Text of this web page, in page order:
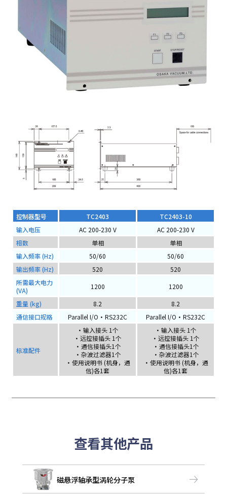
控制器型号 TC2403
TC2403-10
输入电压
AC 200-230 V
AC 200-230 V
相数
单相
单相
输入频率 (Hz)
50/60
50/60
输出频率 (Hz)
520
520
所需最大电力
(VA)
1200
1200
重量 (kg)
8.2
8.2
通信接口规格
Parallel I/O・RS232C Parallel I/O・RS232C
标准配件
・输入接头 1个
・远控接插头 1个
・通信接插头1个
・杂波过滤器1个
・使用说明书 (机身，通
信)各1套
・输入接头 1个
・远控接插头 1个
・通信接插头1个
・杂波过滤器1个
・使用说明书 (机身，通
信)各1套
查看其他产品
磁悬浮轴承型涡轮分子泵